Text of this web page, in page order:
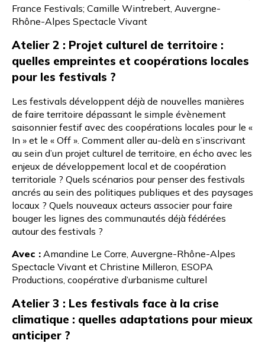
France Festivals; Camille Wintrebert, Auvergne-
Rhône-Alpes Spectacle Vivant
Atelier 2 : Projet culturel de territoire :
quelles empreintes et coopérations locales
pour les festivals ?
Les festivals développent déjà de nouvelles manières
de faire territoire dépassant le simple évènement
saisonnier festif avec des coopérations locales pour le «
In » et le « Off ». Comment aller au-delà en s’inscrivant
au sein d’un projet culturel de territoire, en écho avec les
enjeux de développement local et de coopération
territoriale ? Quels scénarios pour penser des festivals
ancrés au sein des politiques publiques et des paysages
locaux ? Quels nouveaux acteurs associer pour faire
bouger les lignes des communautés déjà fédérées
autour des festivals ?
Avec : Amandine Le Corre, Auvergne-Rhône-Alpes
Spectacle Vivant et Christine Milleron, ESOPA
Productions, coopérative d’urbanisme culturel
Atelier 3 : Les festivals face à la crise
climatique : quelles adaptations pour mieux
anticiper ?